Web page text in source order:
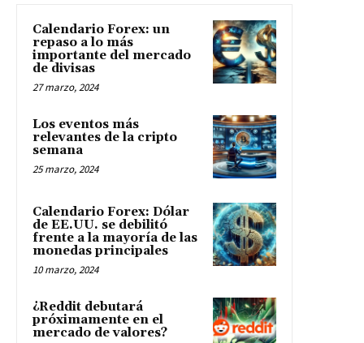
Calendario Forex: un
repaso a lo más
importante del mercado
de divisas
27 marzo, 2024
Los eventos más
relevantes de la cripto
semana
25 marzo, 2024
Calendario Forex: Dólar
de EE.UU. se debilitó
frente a la mayoría de las
monedas principales
10 marzo, 2024
¿Reddit debutará
próximamente en el
mercado de valores?